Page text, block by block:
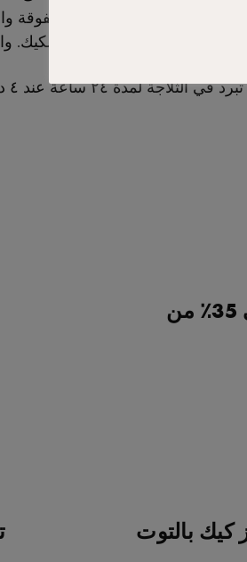
أضف الكريمة الثقيلة المخفوقة
لمدة ٢٤ ساعة عند ٤ درجات مئوية.
كريمة خفق هاي إستابلتي 35٪ من
كيك بالتوت